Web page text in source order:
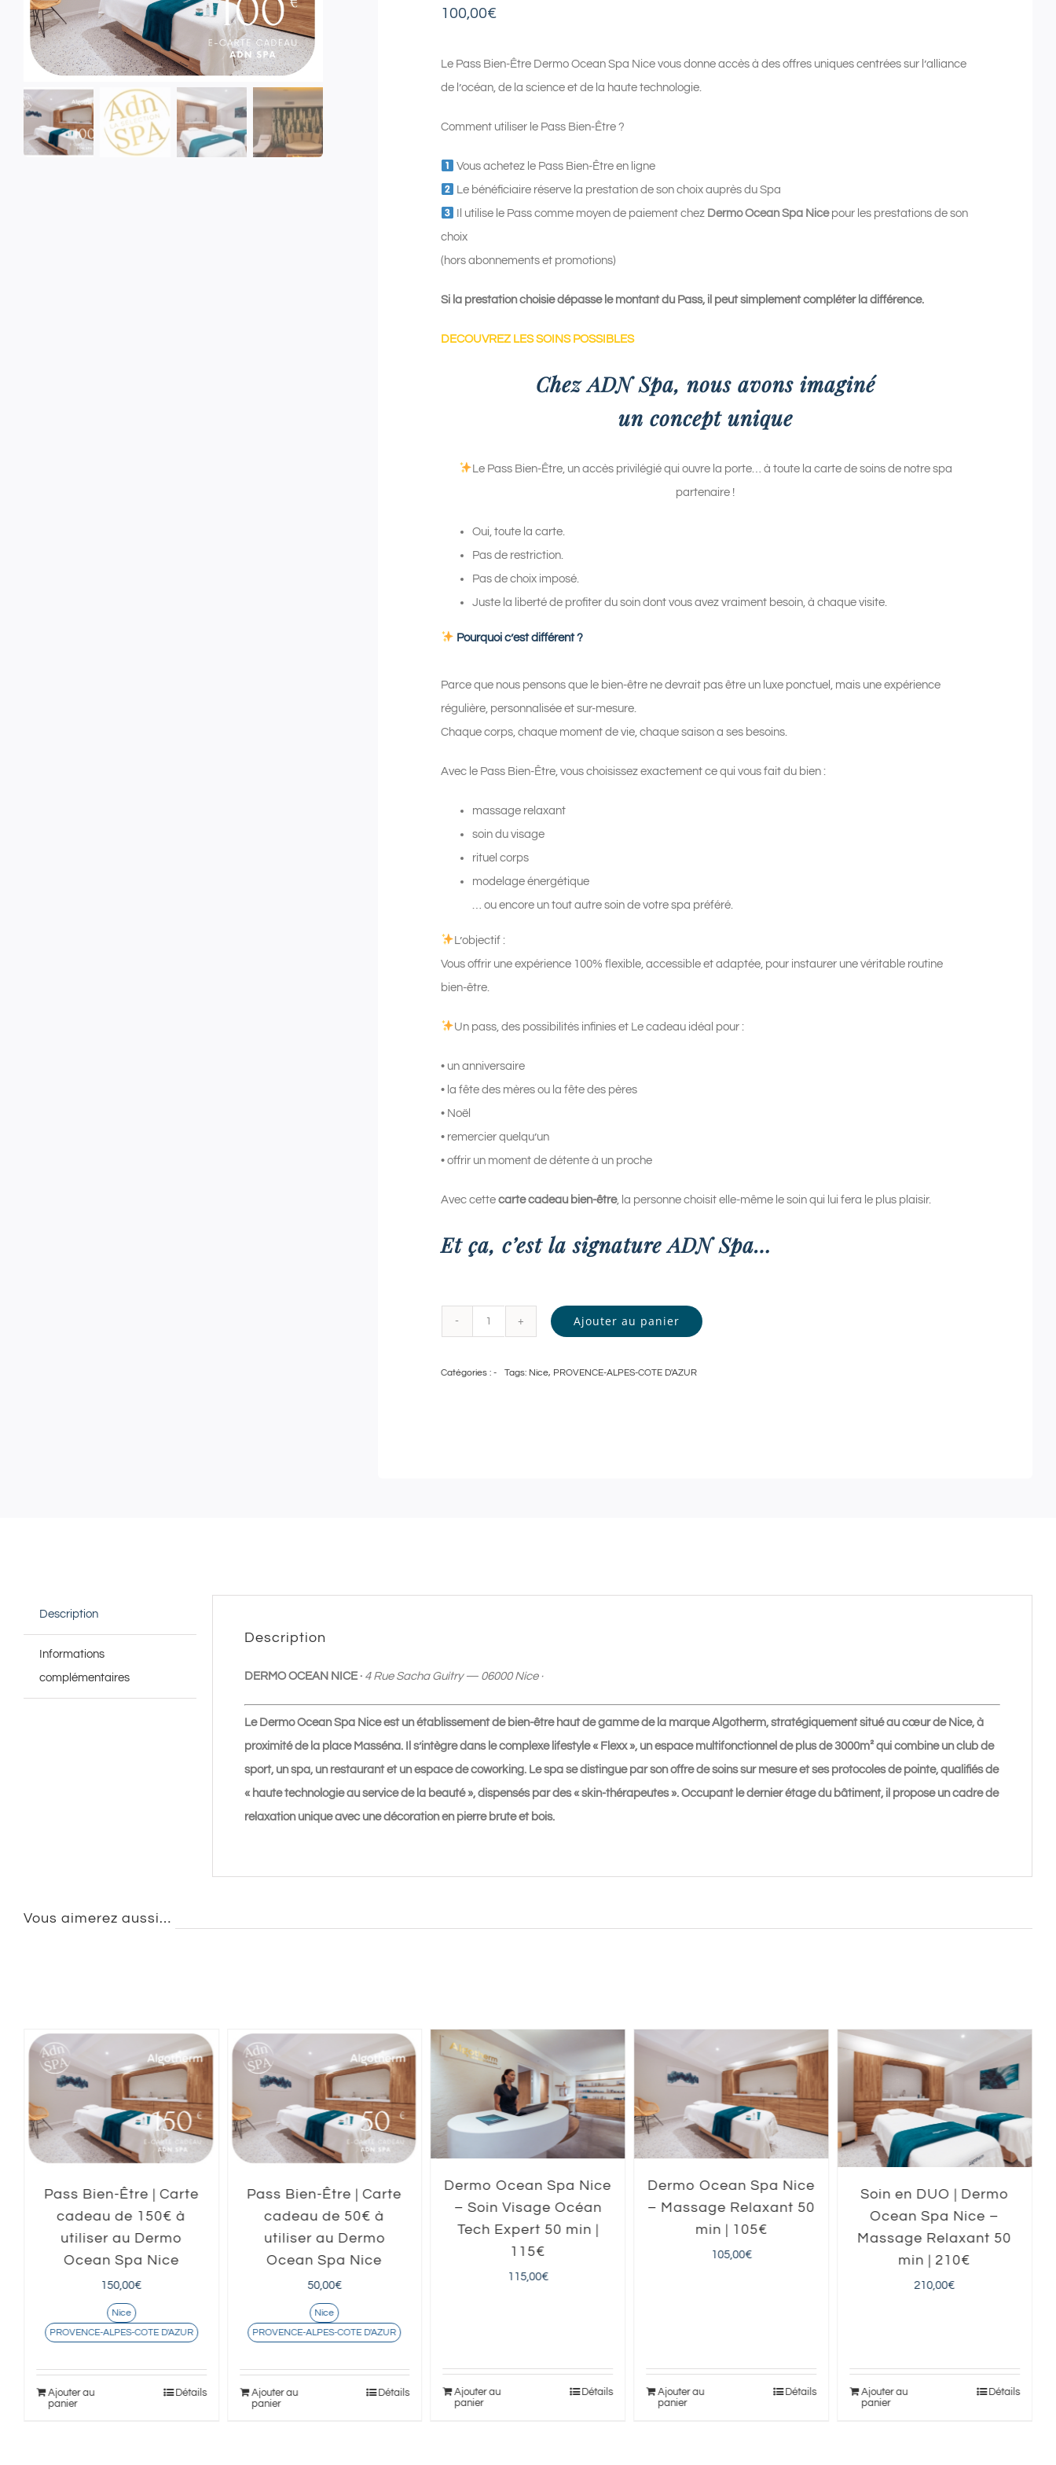
100,00€
Le Pass Bien-Être Dermo Ocean Spa Nice vous donne accès à des offres uniques centrées sur l’alliance
de l’océan, de la science et de la haute technologie.
Comment utiliser le Pass Bien-Être ?
Vous achetez le Pass Bien-Être en ligne
Le bénéficiaire réserve la prestation de son choix auprès du Spa
Il utilise le Pass comme moyen de paiement chez Dermo Ocean Spa Nicepour les prestations de son
choix
(hors abonnements et promotions)
Si la prestation choisie dépasse le montant du Pass, il peut simplement compléter la différence.
DECOUVREZ LES SOINS POSSIBLES
Chez ADN Spa, nous avons imaginé
un concept unique
Le Pass Bien-Être, un accès privilégié qui ouvre la porte… à toute la carte de soins de notre spa
partenaire !
Oui, toute la carte.
Pas de restriction.
Pas de choix imposé.
Juste la liberté de profiter du soin dont vous avez vraiment besoin, à chaque visite.
Pourquoi c’est différent ?
Parce que nous pensons que le bien-être ne devrait pas être un luxe ponctuel, mais une expérience
régulière, personnalisée et sur-mesure.
Chaque corps, chaque moment de vie, chaque saison a ses besoins.
Avec le Pass Bien-Être, vous choisissez exactement ce qui vous fait du bien :
massage relaxant
soin du visage
rituel corps
modelage énergétique
… ou encore un tout autre soin de votre spa préféré.
L’objectif :
Vous offrir une expérience 100% flexible, accessible et adaptée, pour instaurer une véritable routine
bien-être.
Un pass, des possibilités infinies et Le cadeau idéal pour :
• un anniversaire
• la fête des mères ou la fête des pères
• Noël
• remercier quelqu’un
• offrir un moment de détente à un proche
Avec cettecarte cadeau bien-être, la personne choisit elle-même le soin qui lui fera le plus plaisir.
Et ça, c’est la signature ADN Spa…
Pass
Nice
Ajouter au panier
Catégories :- Tags: Nice, PROVENCE-ALPES-COTE D'AZUR
Description
Informations
complémentaires
Description
DERMO OCEAN NICE · 4 Rue Sacha Guitry — 06000 Nice ·
Le Dermo Ocean Spa Nice est un établissement de bien-être haut de gamme de la marque Algotherm, stratégiquement situé au cœur de Nice, à
proximité de la place Masséna. Il s’intègre dans le complexe lifestyle « Flexx », un espace multifonctionnel de plus de 3000m² qui combine un club de
sport, un spa, un restaurant et un espace de coworking. Le spa se distingue par son offre de soins sur mesure et ses protocoles de pointe, qualifiés de
« haute technologie au service de la beauté », dispensés par des « skin-thérapeutes ». Occupant le dernier étage du bâtiment, il propose un cadre de
relaxation unique avec une décoration en pierre brute et bois.
Vous aimerez aussi…
Pass Bien-Être | Carte
cadeau de 150€ à
utiliser au Dermo
Ocean Spa Nice
150,00€
Nice
PROVENCE-ALPES-COTE D'AZUR
Ajouter au
panier
Détails
Pass Bien-Être | Carte
cadeau de 50€ à
utiliser au Dermo
Ocean Spa Nice
50,00€
Nice
PROVENCE-ALPES-COTE D'AZUR
Ajouter au
panier
Détails
Dermo Ocean Spa Nice
– Soin Visage Océan
Tech Expert 50 min |
115€
115,00€
Ajouter au
panier
Détails
Dermo Ocean Spa Nice
– Massage Relaxant 50
min | 105€
105,00€
Ajouter au
panier
Détails
Soin en DUO | Dermo
Ocean Spa Nice –
Massage Relaxant 50
min | 210€
210,00€
Ajouter au
panier
Détails